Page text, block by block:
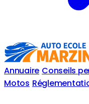
Annuaire Conseils
Motos